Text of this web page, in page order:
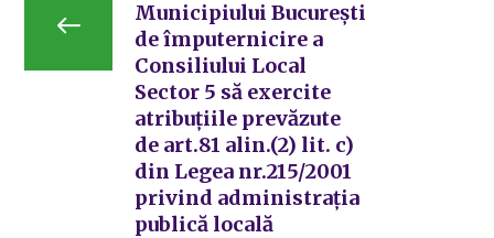
Municipiului București
de împuternicire a
Consiliului Local
Sector 5 să exercite
atribuțiile prevăzute
de art.81 alin.(2) lit. c)
din Legea nr.215/2001
privind administrația
publică locală